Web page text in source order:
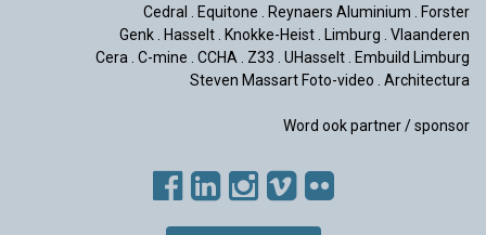
Cedral . Equitone . Reynaers Aluminium . Forster
Genk. Hasselt. Knokke-Heist. Limburg . Vlaanderen
Cera. C-mine . CCHA. Z33 . UHasselt. Embuild Limburg
Steven Massart Foto-video . Architectura
Word ook partner / sponsor